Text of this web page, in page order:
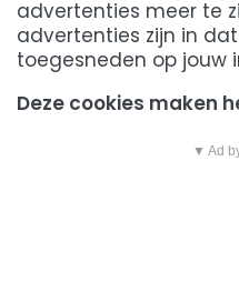
advertenties meer te
advertenties zijn in
toegesneden op jouw
Deze cookies maken
▼ Ad